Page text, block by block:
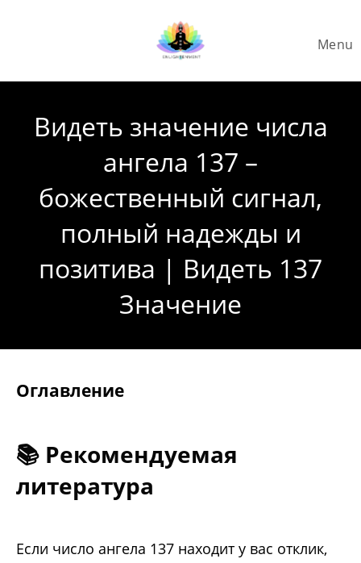
Menu
Видеть значение числа
ангела 137 –
божественный сигнал,
полный надежды и
позитива | Видеть 137
Значение
Оглавление
📚 Рекомендуемая
литература
Если число ангела 137 находит у вас отклик,